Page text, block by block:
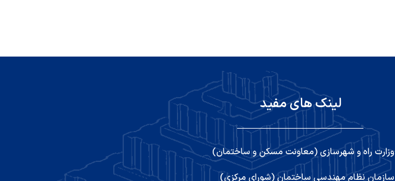
لینک های مفید
وزارت راه و شهرسازی (معاونت مسکن و ساختمان)
سازمان نظام مهندسی ساختمان (شورای مرکزی)